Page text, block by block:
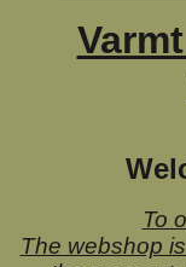
To
The webshop